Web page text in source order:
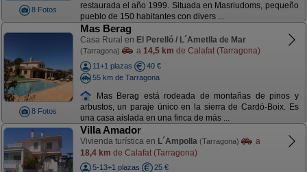
8 Fotos
restaurada el año 1999. Situada en Masriudoms, pequeño
pueblo de 150 habitantes con divers ...
8 Fotos
Mas Berag
Casa Rural en El Perelló / L´Ametlla de Mar
(Tarragona) a 14,5 km de Calafat (Tarragona)
11+1 plazas
40 €
55 km de Tarragona
Mas Berag está rodeada de montañas de pinos y
arbustos, un paraje único en la sierra de Cardó-Boix. Es
una casa aislada en una finca de más ...
Villa Amador
Vivienda turística en L´Ampolla (Tarragona)
a
18,4 km de Calafat (Tarragona)
5-13+1 plazas
25 €